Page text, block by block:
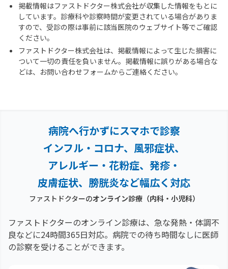
掲載情報はファストドクター株式会社が収集した情報をもとに
しています。診療科や診察時間が変更されている場合がありま
すので、受診の際は事前に該当医院のウェブサイト等でご確認
ください。
ファストドクター株式会社は、掲載情報によって生じた損害に
ついて一切の責任を負いません。掲載情報に誤りがある場合な
どは、お問い合わせフォームからご連絡ください。
病院へ行かずにスマホで診察
インフル・コロナ、風邪症状、
アレルギー・花粉症、 発疹・
皮膚症状、膀胱炎など幅広く対応
ファストドクターのオンライン診療（内科・小児科）
ファストドクターのオンライン診療は、急な発熱・体調不
良などに24時間365日対応。 病院での待ち時間なしに医師
の診察を受けることができます。